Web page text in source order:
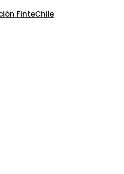
FinteChile